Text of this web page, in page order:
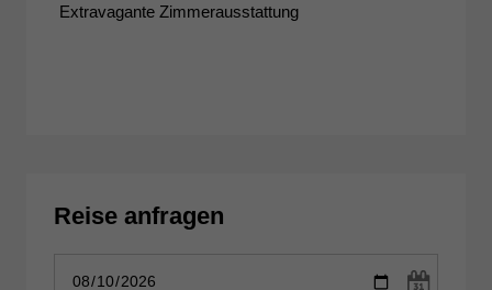
Extravagante Zimmerausstattung
Reise anfragen